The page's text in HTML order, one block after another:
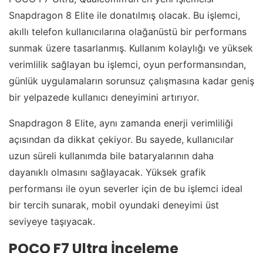
Snapdragon 8 Elite ile donatılmış olacak. Bu işlemci,
akıllı telefon kullanıcılarına olağanüstü bir performans
sunmak üzere tasarlanmış. Kullanım kolaylığı ve yüksek
verimlilik sağlayan bu işlemci, oyun performansından,
günlük uygulamaların sorunsuz çalışmasına kadar geniş
bir yelpazede kullanıcı deneyimini artırıyor.
Snapdragon 8 Elite, aynı zamanda enerji verimliliği
açısından da dikkat çekiyor. Bu sayede, kullanıcılar
uzun süreli kullanımda bile bataryalarının daha
dayanıklı olmasını sağlayacak. Yüksek grafik
performansı ile oyun severler için de bu işlemci ideal
bir tercih sunarak, mobil oyundaki deneyimi üst
seviyeye taşıyacak.
POCO F7 Ultra İnceleme